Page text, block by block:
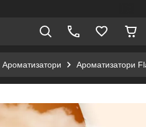
Ароматизатори Ароматизатори